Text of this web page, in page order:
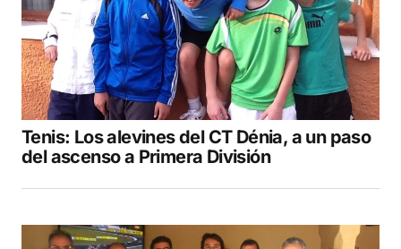
Your E-mail*
Guarda mi nombre, correo electrónico y web
en este navegador para la próxima vez que
comente.
COMENTAR
Tenis: Los alevines del CT Dénia, a un paso
del ascenso a Primera División